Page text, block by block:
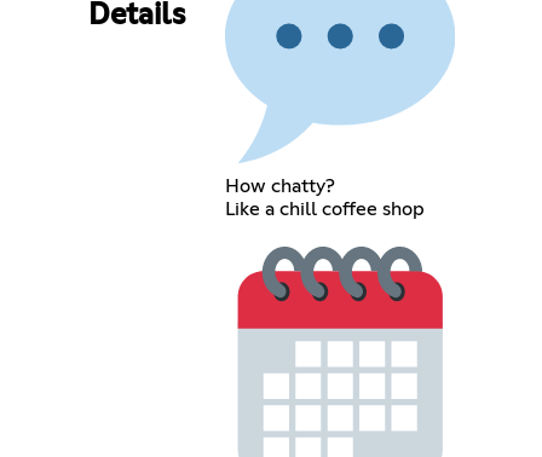
Details
How chatty?
Like a chill coffee shop